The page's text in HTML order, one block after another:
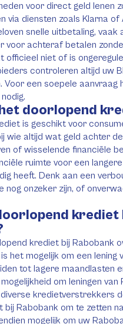
voor direct geld lenen
via diensten zoals Klarna
snelle uitbetaling, vaak
voor achteraf betalen
officieel niet of is
controleren altijd uw
Voor een soepele
doorlopend
is geschikt voor
wie altijd wat geld achter
of wisselende financiële
ruimte voor een
heeft. Denk aan een
nog onzeker zijn, of
krediet
krediet bij Rabobank
is het mogelijk om een
tot lagere maandlasten
om leningen van
kredietverstrekkers
Rabobank om te zetten
mogelijk om uw